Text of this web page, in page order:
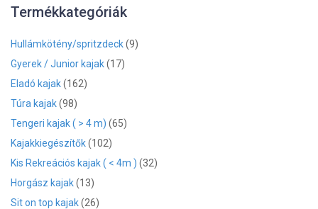
Termékkategóriák
Hullámkötény/spritzdeck(9)
Gyerek / Junior kajak(17)
Eladó kajak(162)
Túra kajak(98)
Tengeri kajak ( > 4 m) (65)
Kajakkiegészítők(102)
Kis Rekreációs kajak ( < 4m ) (32)
Horgász kajak(13)
Sit on top kajak(26)